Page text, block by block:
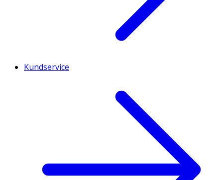
Kundservice